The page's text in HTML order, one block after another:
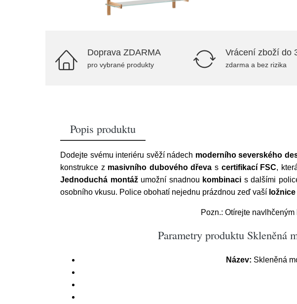
Doprava ZDARMA
pro vybrané produkty
Vrácení zboží do
zdarma a bez rizika
Popis produktu
Dodejte svému interiéru svěží nádech moderního severského
konstrukce z masivního dubového dřeva s certifikací FSC,
Jednoduchá montážumožní snadnou kombinaci s dalšími
osobního vkusu. Police obohatí nejednu prázdnou zeď vaší ložnice
Pozn.: Otírejte
Parametry produktu Skleněná
Název: Skleněná